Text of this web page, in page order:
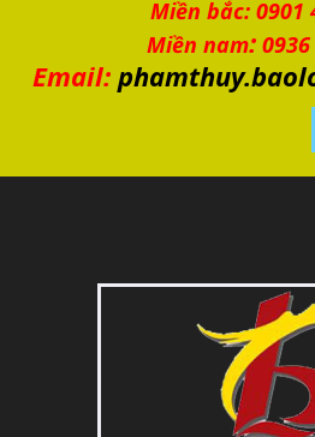
Miền bắc: 0901
Miền nam:
Email: